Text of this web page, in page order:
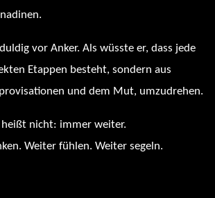
vor Anker. Als wüsste er, dass jede
Etappen besteht, sondern aus
und dem Mut, umzudrehen.
heißt nicht: immer weiter.
Weiter fühlen. Weiter segeln.